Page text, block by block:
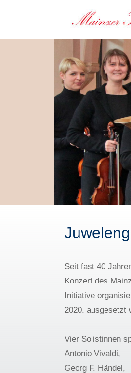
Seit fast 40
Konzert des
Initiative
2020, ausgesetzt
Vier Solistinnen
Antonio Vivaldi,
Georg F. Händel,